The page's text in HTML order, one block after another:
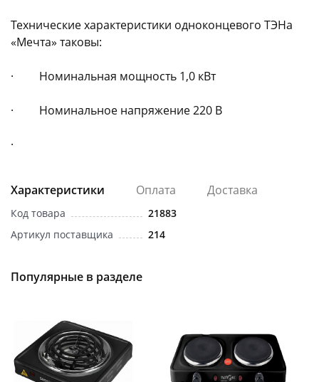
Технические характеристики одноконцевого ТЭНа
«Мечта» таковы:
· Номинальная мощность 1,0 кВт
· Номинальное напряжение 220 В
·
Характеристики Оплата Доставка
Код товара
21883
Артикул поставщика
214
Популярные в разделе